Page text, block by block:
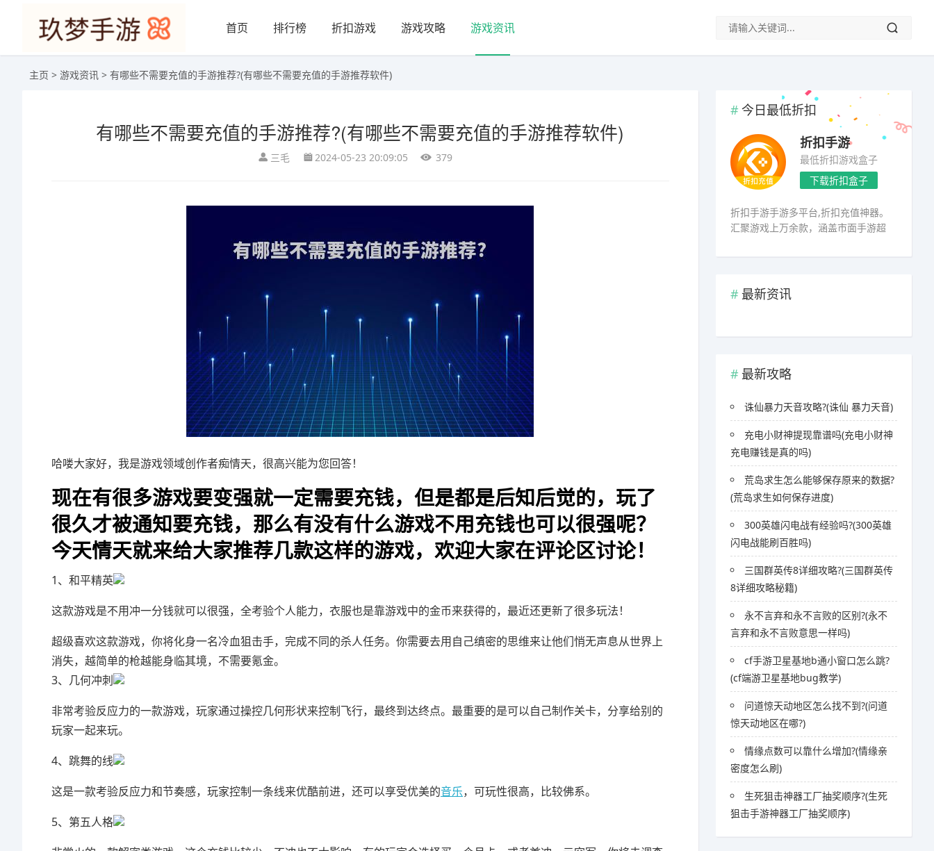
首页 排行榜 折扣游戏 游戏攻略 游戏资讯
主页 > 游戏资讯 > 有哪些不需要充值的手游推荐?(有哪些不需要充值的手游推荐软件)
有哪些不需要充值的手游推荐?(有哪些不需要充值的手游推荐软件)
三毛 2024-05-23 20:09:05 379
哈喽大家好，我是游戏领域创作者痴情天，很高兴能为您回答！
现在有很多游戏要变强就一定需要充钱，但是都是后知后觉的，玩了
很久才被通知要充钱，那么有没有什么游戏不用充钱也可以很强呢？
今天情天就来给大家推荐几款这样的游戏，欢迎大家在评论区讨论！
1、和平精英
这款游戏是不用冲一分钱就可以很强，全考验个人能力，衣服也是靠游戏中的金币来获得的，最近还更新了很多玩法！
超级喜欢这款游戏，你将化身一名冷血狙击手，完成不同的杀人任务。你需要去用自己缜密的思维来让他们悄无声息从世界上
消失，越简单的枪越能身临其境，不需要氪金。
3、几何冲刺
非常考验反应力的一款游戏，玩家通过操控几何形状来控制飞行，最终到达终点。最重要的是可以自己制作关卡，分享给别的
玩家一起来玩。
4、跳舞的线
这是一款考验反应力和节奏感，玩家控制一条线来优酷前进，还可以享受优美的音乐，可玩性很高，比较佛系。
5、第五人格
今日最低折扣
折扣手游
最低折扣游戏盒子
下载折扣盒子
折扣手游手游多平台,折扣充值神器。
汇聚游戏上万余款，涵盖市面手游超
最新资讯
最新攻略
诛仙暴力天音攻略?(诛仙 暴力天音)
充电小财神提现靠谱吗(充电小财神
充电赚钱是真的吗)
荒岛求生怎么能够保存原来的数据?
(荒岛求生如何保存进度)
300英雄闪电战有经验吗?(300英雄
闪电战能刷百胜吗)
三国群英传8详细攻略?(三国群英传
8详细攻略秘籍)
永不言弃和永不言败的区别?(永不
言弃和永不言败意思一样吗)
cf手游卫星基地b通小窗口怎么跳?
(cf端游卫星基地bug教学)
问道惊天动地区怎么找不到?(问道
惊天动地区在哪?)
情缘点数可以靠什么增加?(情缘亲
密度怎么刷)
生死狙击神器工厂抽奖顺序?(生死
狙击手游神器工厂抽奖顺序)